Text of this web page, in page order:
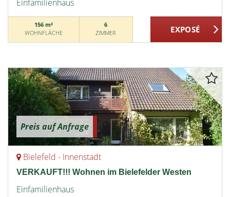
Einfamilienhaus
156 m²
WOHNFLÄCHE
6
ZIMMER
Preis auf Anfrage
Bielefeld - Innenstadt
VERKAUFT!!! Wohnen im Bielefelder Westen
Einfamilienhaus